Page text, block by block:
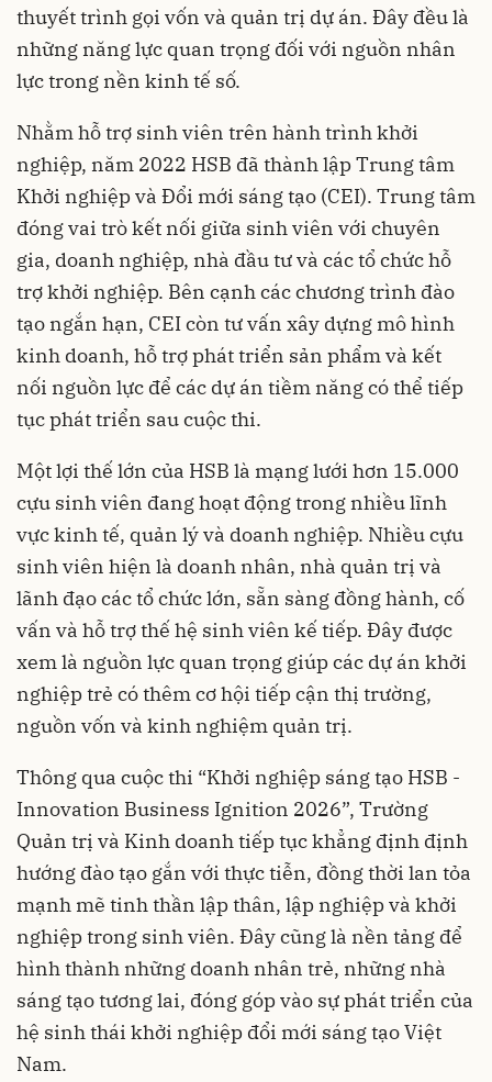
thuyết trình gọi vốn và quản trị dự án. Đây đều là
những năng lực quan trọng đối với nguồn nhân
lực trong nền kinh tế số.
Nhằm hỗ trợ sinh viên trên hành trình khởi
nghiệp, năm 2022 HSB đã thành lập Trung tâm
Khởi nghiệp và Đổi mới sáng tạo (CEI). Trung tâm
đóng vai trò kết nối giữa sinh viên với chuyên
gia, doanh nghiệp, nhà đầu tư và các tổ chức hỗ
trợ khởi nghiệp. Bên cạnh các chương trình đào
tạo ngắn hạn, CEI còn tư vấn xây dựng mô hình
kinh doanh, hỗ trợ phát triển sản phẩm và kết
nối nguồn lực để các dự án tiềm năng có thể tiếp
tục phát triển sau cuộc thi.
Một lợi thế lớn của HSB là mạng lưới hơn 15.000
cựu sinh viên đang hoạt động trong nhiều lĩnh
vực kinh tế, quản lý và doanh nghiệp. Nhiều cựu
sinh viên hiện là doanh nhân, nhà quản trị và
lãnh đạo các tổ chức lớn, sẵn sàng đồng hành, cố
vấn và hỗ trợ thế hệ sinh viên kế tiếp. Đây được
xem là nguồn lực quan trọng giúp các dự án khởi
nghiệp trẻ có thêm cơ hội tiếp cận thị trường,
nguồn vốn và kinh nghiệm quản trị.
Thông qua cuộc thi “Khởi nghiệp sáng tạo HSB -
Innovation Business Ignition 2026”, Trường
Quản trị và Kinh doanh tiếp tục khẳng định định
hướng đào tạo gắn với thực tiễn, đồng thời lan tỏa
mạnh mẽ tinh thần lập thân, lập nghiệp và khởi
nghiệp trong sinh viên. Đây cũng là nền tảng để
hình thành những doanh nhân trẻ, những nhà
sáng tạo tương lai, đóng góp vào sự phát triển của
hệ sinh thái khởi nghiệp đổi mới sáng tạo Việt
Nam.